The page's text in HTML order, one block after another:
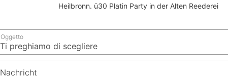
Heilbronn. ü30 Platin Party in der Alten Reederei
Oggetto
Nachricht